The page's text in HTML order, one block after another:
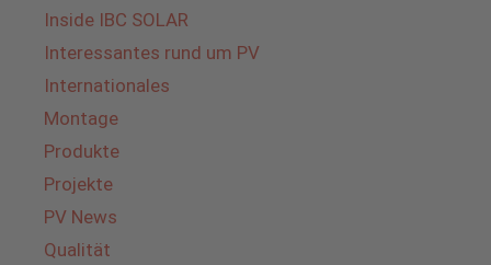
Inside IBC SOLAR
Interessantes rund um PV
Internationales
Montage
Produkte
Projekte
PV News
Qualität